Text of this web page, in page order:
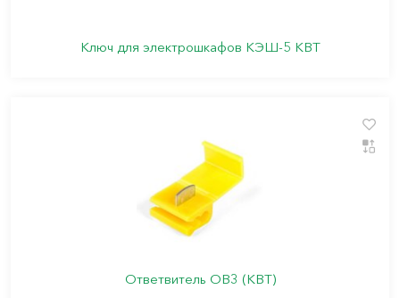
Ключ для электрошкафов КЭШ-5 КВТ
Ответвитель ОВ3 (КВТ)